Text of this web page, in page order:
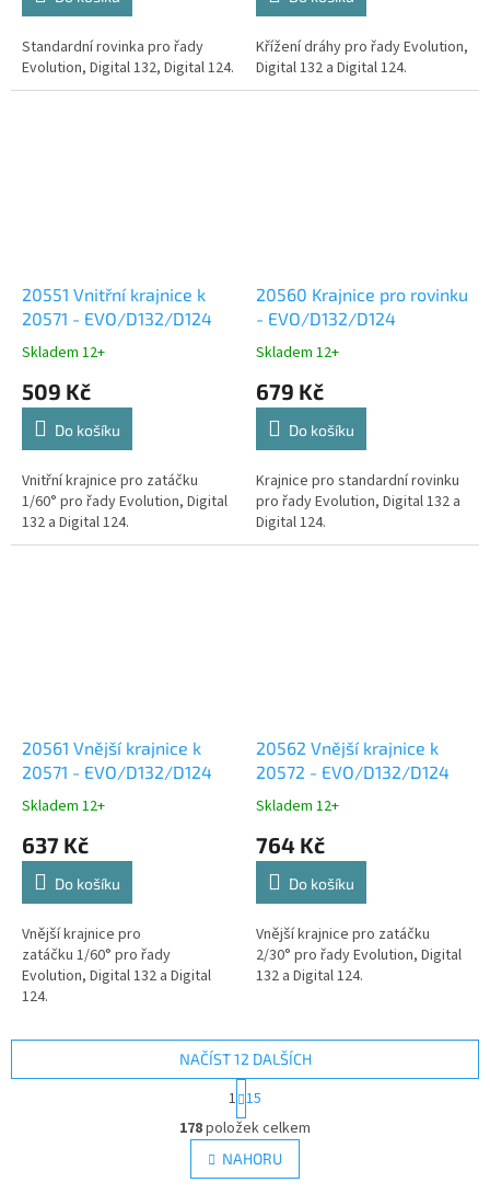
Standardní rovinka pro řady
Evolution, Digital 132, Digital 124.
Křížení dráhy pro řady Evolution,
Digital 132 a Digital 124.
20551 Vnitřní krajnice k
20571 - EVO/D132/D124
Skladem 12+
509 Kč
Do košíku
Vnitřní krajnice pro zatáčku
1/60° pro řady Evolution, Digital
132 a Digital 124.
20560 Krajnice pro rovinku
- EVO/D132/D124
Skladem 12+
679 Kč
Do košíku
Krajnice pro standardní rovinku
pro řady Evolution, Digital 132 a
Digital 124.
20561 Vnější krajnice k
20571 - EVO/D132/D124
Skladem 12+
637 Kč
Do košíku
Vnější krajnice pro
zatáčku 1/60° pro řady
Evolution, Digital 132 a Digital
124.
20562 Vnější krajnice k
20572 - EVO/D132/D124
Skladem 12+
764 Kč
Do košíku
Vnější krajnice pro zatáčku
2/30° pro řady Evolution, Digital
132 a Digital 124.
O
v
l
á
NAČÍST 12 DALŠÍCH
t
r
á
n
k
1 15
178položek celkem
NAHORU